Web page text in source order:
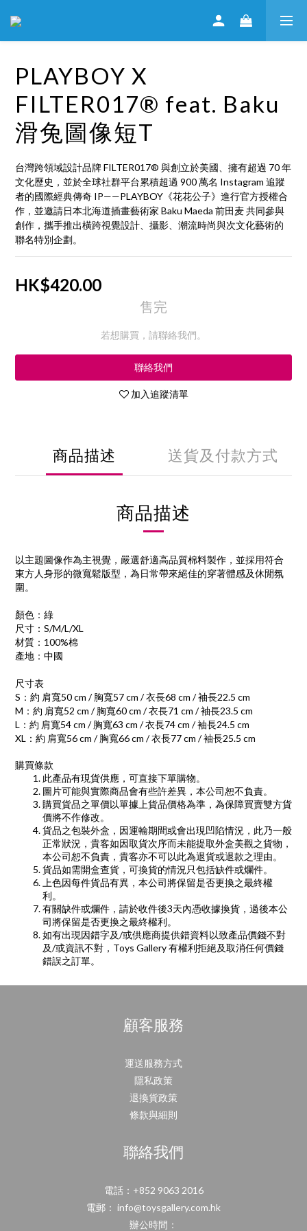
PLAYBOY X
FILTER017® feat. Baku
滑兔圖像短T
台灣跨領域設計品牌 FILTER017® 與創立於美國、擁有超過 70 年
文化歷史，並於全球社群平台累積超過 900 萬名 Instagram 追蹤
者的國際經典傳奇 IP——PLAYBOY《花花公子》進行官方授權合
作，並邀請日本北海道插畫藝術家 Baku Maeda 前田麦 共同參與
創作，攜手推出橫跨視覺設計、攝影、潮流時尚與次文化藝術的
聯名特別企劃。
HK$420.00
售完
若想購買，請聯絡我們。
聯絡我們
加入追蹤清單
商品描述 送貨及付款方式
商品描述
以主題圖像作為主視覺，嚴選舒適高品質棉料製作，並採用符合
東方人身形的微寬鬆版型，為日常帶來絕佳的穿著體感及休閒氛
圍。
顏色：綠
尺寸：S/M/L/XL
材質：100%棉
產地：中國
尺寸表
S：約 肩寬50 cm / 胸寬57 cm / 衣長68 cm / 袖長22.5 cm
M：約 肩寬52 cm / 胸寬60 cm / 衣長71 cm / 袖長23.5 cm
L：約 肩寬54 cm / 胸寬63 cm / 衣長74 cm / 袖長24.5 cm
XL：約 肩寬56 cm / 胸寬66 cm / 衣長77 cm / 袖長25.5 cm
購買條款
此產品有現貨供應，可直接下單購物。
圖片可能與實際商品會有些許差異，本公司恕不負責。
購買貨品之單價以單據上貨品價格為準，為保障買賣雙方貨
價將不作修改。
貨品之包裝外盒，因運輸期間或會出現凹陷情況，此乃一般
正常狀況，貴客如因取貨次序而未能提取外盒美觀之貨物，
本公司恕不負責，貴客亦不可以此為退貨或退款之理由。
貨品如需開盒查貨，可換貨的情況只包括缺件或爛件。
上色因每件貨品有異，本公司將保留是否更換之最終權
利。
有關缺件或爛件，請於收件後3天內憑收據換貨，過後本公
司將保留是否更換之最終權利。
如有出現因錯字及/或供應商提供錯資料以致產品價錢不對
及/或資訊不對， Toys Gallery有權利拒絕及取消任何價錢
錯誤之訂單。
顧客服務
運送服務方式
隱私政策
退換貨政策
條款與細則
聯絡我們
電話：+852 9063 2016
電郵： info@toysgallery.com.hk
辦公時間：